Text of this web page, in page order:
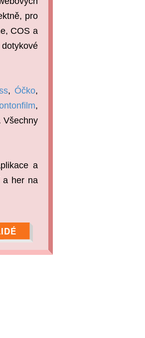
pro
COS a
, Óčko,
,
a
a her na